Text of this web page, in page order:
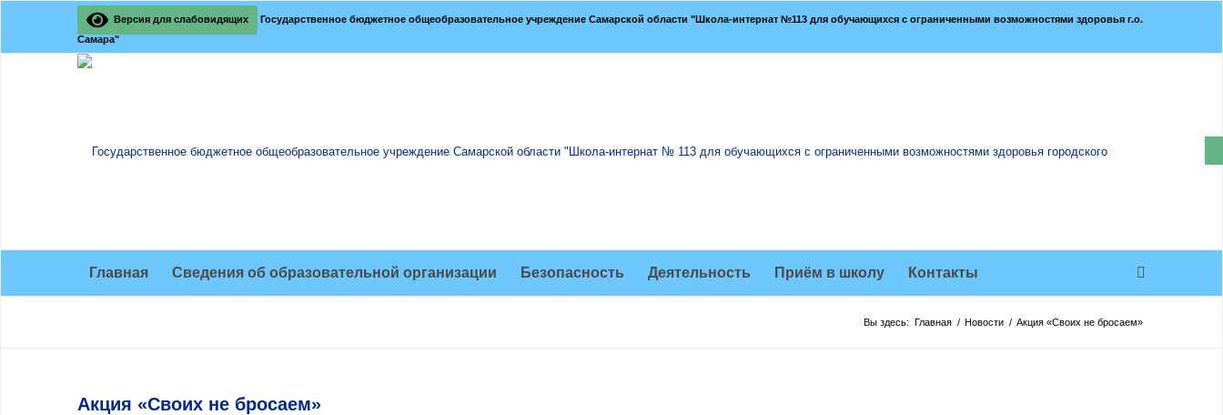
Версия для слабовидящих
Государственное бюджетное общеобразовательное учреждение Самарской области "Школа-интернат №113 для обучающихся с ограниченными возможностями здоровья г.о.
Самара"
Главная Сведения об образовательной организации Безопасность Деятельность Приём в школу Контакты
Вы здесь: Главная / Новости / Акция «Своих не бросаем»
Акция «Своих не бросаем»